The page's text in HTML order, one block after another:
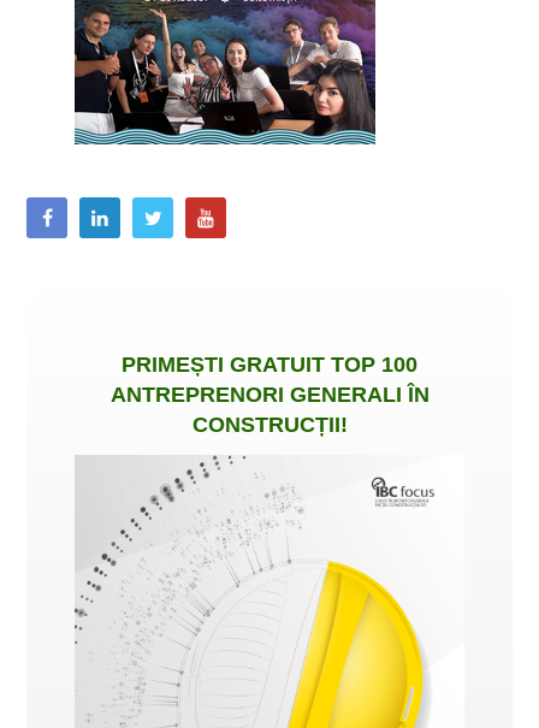
PRIMEȘTI GRATUIT TOP 100
ANTREPRENORI GENERALI ÎN
CONSTRUCȚII!